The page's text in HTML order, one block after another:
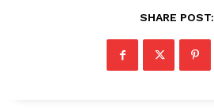
SHARE POST: